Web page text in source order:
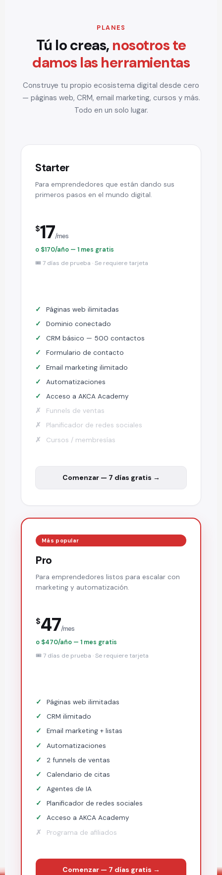
PLANES
Tú lo creas, nosotros te
damos las herramientas
Construye tu propio ecosistema digital desde cero
— páginas web, CRM, email marketing, cursos y más.
Todo en un solo lugar.
Starter
Para emprendedores que están dando sus
primeros pasos en el mundo digital.
$17/mes
o $170/año — 1 mes gratis
🎟️ 7 días de prueba · Se requiere tarjeta
Páginas web ilimitadas
Dominio conectado
CRM básico — 500 contactos
Formulario de contacto
Email marketing ilimitado
Automatizaciones
Acceso a AKCA Academy
Funnels de ventas
Planificador de redes sociales
Cursos / membresías
Comenzar — 7 días gratis →
Más popular
Pro
Para emprendedores listos para escalar con
marketing y automatización.
$47/mes
o $470/año — 1 mes gratis
🎟️ 7 días de prueba · Se requiere tarjeta
Páginas web ilimitadas
CRM ilimitado
Email marketing + listas
Automatizaciones
2 funnels de ventas
Calendario de citas
Agentes de IA
Planificador de redes sociales
Acceso a AKCA Academy
Programa de afiliados
Comenzar — 7 días gratis →